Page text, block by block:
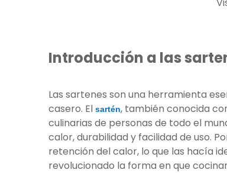
Introducción a las
Las sartenes son una herramienta
casero. El sartén, también conocida
culinarias de personas de todo el
calor, durabilidad y facilidad de uso.
retención del calor, lo que las hacía
revolucionado la forma en que